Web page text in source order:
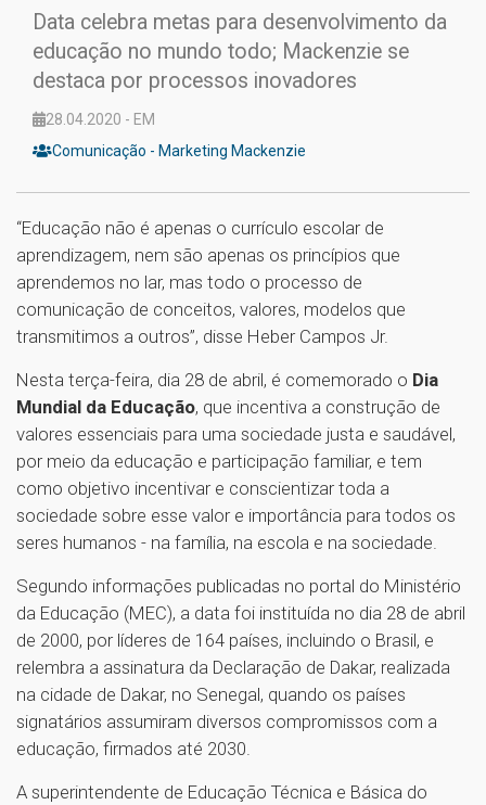
Data celebra metas para desenvolvimento da
educação no mundo todo; Mackenzie se
destaca por processos inovadores
28.04.2020 - EM
Comunicação - Marketing Mackenzie
“Educação não é apenas o currículo escolar de
aprendizagem, nem são apenas os princípios que
aprendemos no lar, mas todo o processo de
comunicação de conceitos, valores, modelos que
transmitimos a outros”, disse Heber Campos Jr.
Nesta terça-feira, dia 28 de abril, é comemorado o Dia
Mundial da Educação, que incentiva a construção de
valores essenciais para uma sociedade justa e saudável,
por meio da educação e participação familiar, e tem
como objetivo incentivar e conscientizar toda a
sociedade sobre esse valor e importância para todos os
seres humanos - na família, na escola e na sociedade.
Segundo informações publicadas no portal do Ministério
da Educação (MEC), a data foi instituída no dia 28 de abril
de 2000, por líderes de 164 países, incluindo o Brasil, e
relembra a assinatura da Declaração de Dakar, realizada
na cidade de Dakar, no Senegal, quando os países
signatários assumiram diversos compromissos com a
educação, firmados até 2030.
A superintendente de Educação Técnica e Básica do